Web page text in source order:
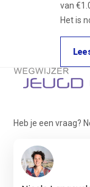
van
Het is
Terug naar de
Heb je een vraag?